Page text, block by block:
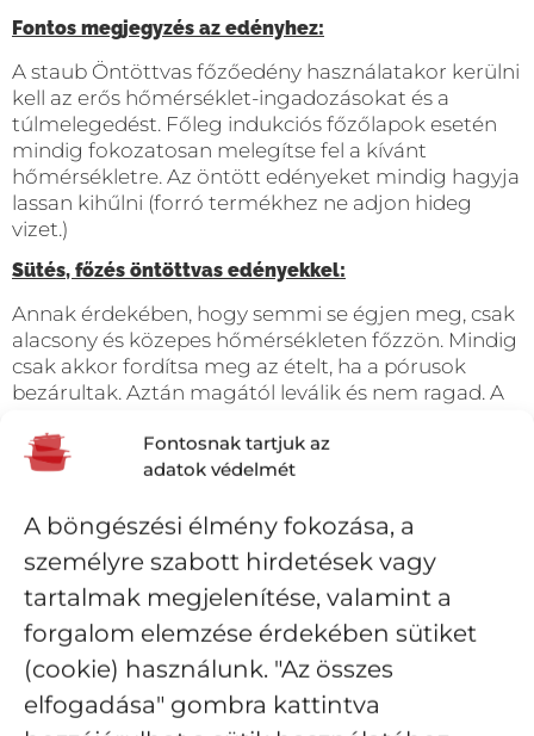
Fontosnak tartjuk az
adatok védelmét
A böngészési élmény fokozása, a
személyre szabott hirdetések vagy
tartalmak megjelenítése, valamint a
forgalom elemzése érdekében sütiket
(cookie) használunk. "Az összes
elfogadása" gombra kattintva
Fontos megjegyzés az edényhez:
A staub Öntöttvas főzőedény használatakor kerülni
kell az erős hőmérséklet-ingadozásokat és a
túlmelegedést. Főleg indukciós főzőlapok esetén
mindig fokozatosan melegítse fel a kívánt
hőmérsékletre. Az öntött edényeket mindig hagyja
lassan kihűlni (forró termékhez ne adjon hideg
vizet.)
Sütés, főzés öntöttvas edényekkel:
Annak érdekében, hogy semmi se égjen meg, csak
alacsony és közepes hőmérsékleten főzzön. Mindig
csak akkor fordítsa meg az ételt, ha a pórusok
bezárultak. Aztán magától leválik és nem ragad. A
fából, műanyagból vagy rozsdamentes acélból
készült, hőálló spatula vagy keverő használható.